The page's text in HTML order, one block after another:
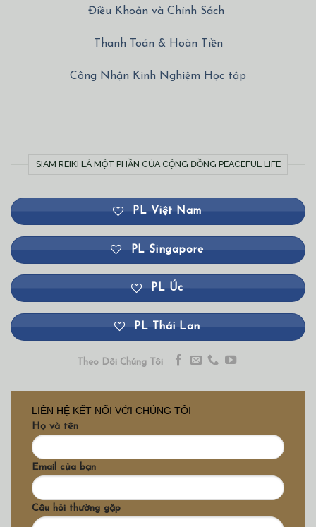
Điều Khoản và Chính Sách
Thanh Toán & Hoàn Tiền
Công Nhận Kinh Nghiệm Học tập
SIAM REIKI LÀ MỘT PHẦN CỦA CỘNG ĐỒNG PEACEFUL LIFE
PL Việt Nam
PL Singapore
PL Úc
PL Thái Lan
Theo Dõi Chúng Tôi
LIÊN HỆ KẾT NỐI VỚI CHÚNG TÔI
Họ và tên
Email của bạn
Câu hỏi thường gặp